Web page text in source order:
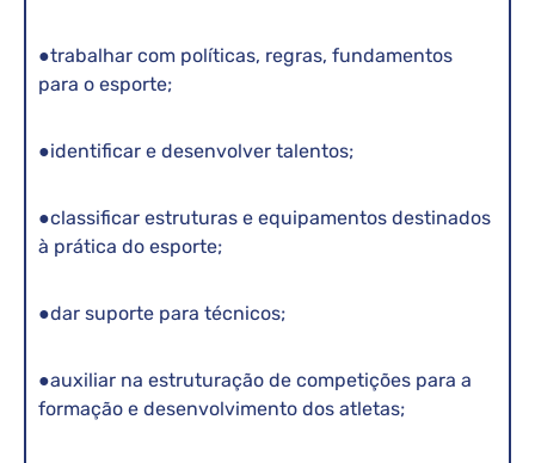
●trabalhar com políticas, regras, fundamentos
para o esporte;
●identificar e desenvolver talentos;
●classificar estruturas e equipamentos destinados
à prática do esporte;
●dar suporte para técnicos;
●auxiliar na estruturação de competições para a
formação e desenvolvimento dos atletas;